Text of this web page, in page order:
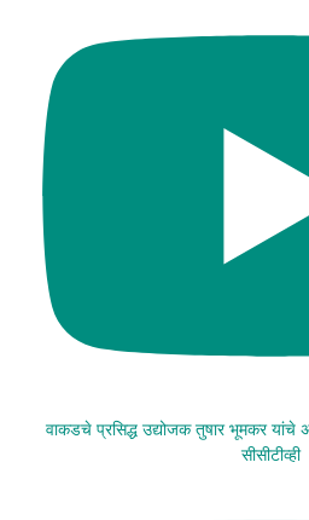
वाकडचे प्रसिद्ध उद्योजक तुषार भूमकर यांचे
सीसीटीव्ही